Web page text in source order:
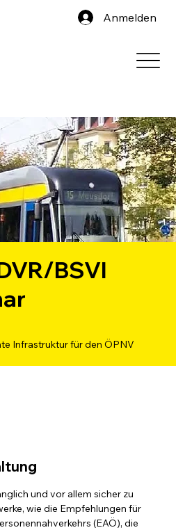
Anmelden
BSVI
Infrastruktur für den ÖPNV
und vor allem sicher zu
wie die Empfehlungen für
(EAÖ), die